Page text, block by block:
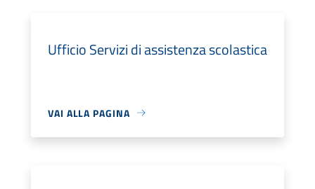
Ufficio Servizi di assistenza scolastica
VAI ALLA PAGINA